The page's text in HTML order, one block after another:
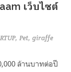
เว็บไซต์
Pet giraffe
ล้านบาทต่อปี